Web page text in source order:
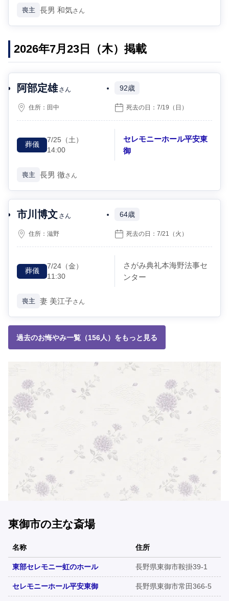
喪主 長男 和気さん
2026年7月23日（木）掲載
阿部定雄 さん 92歳
住所： 田中 死去の日：7/19 （日）
葬儀
7/25 （土）
14:00
セレモニーホール平安東
御
喪主 長男 徹さん
市川博文 さん 64歳
住所：滋野 死去の日：7/21 （火）
葬儀
7/24 （金）
11:30
さがみ典礼本海野法事セ
ンター
喪主 妻 美江子さん
過去のお悔やみ一覧（156人）をもっと見る
東御市の主な斎場
名称 住所
東部セレモニー虹のホール 長野県東御市鞍掛39-1
セレモニーホール平安東御 長野県東御市常田366-5